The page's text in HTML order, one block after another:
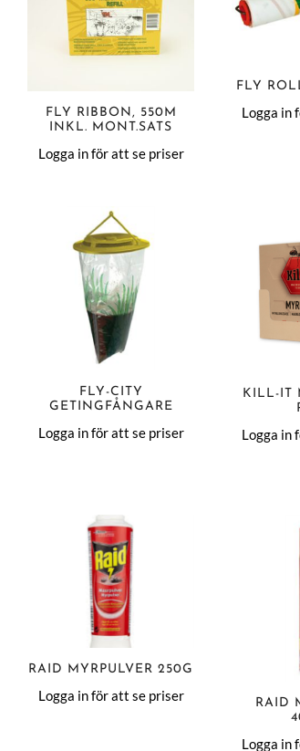
FLY RIBBON, 550M
INKL. MONT.SATS
Logga in för att se priser
FLY
Logga in
FLY-CITY
GETINGFÅNGARE
Logga in för att se priser
KILL-IT
Logga in
RAID MYRPULVER 250G
Logga in för att se priser
RAID
Logga in